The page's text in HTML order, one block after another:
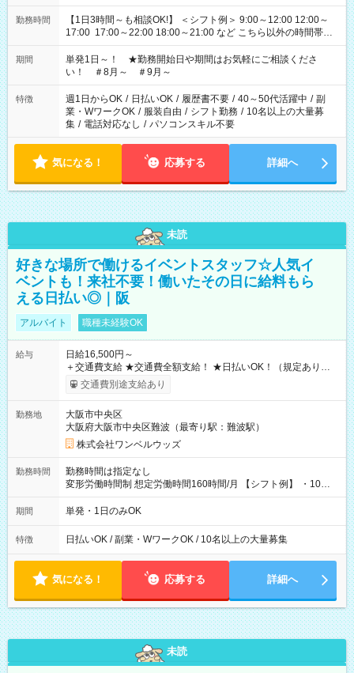
勤務時間
【1日3時間～も相談OK!】 ＜シフト例＞ 9:00～12:00 12:00～
17:00 17:00～22:00 18:00～21:00 など こちら以外の時間帯も
お気軽にご相談ください！
期間
単発1日～！ ★勤務開始日や期間はお気軽にご相談くださ
い！ ＃8月～ ＃9月～
特徴 週1日からOK / 日払いOK / 履歴書不要 / 40～50代活躍中 / 副
業・WワークOK / 服装自由 / シフト勤務 / 10名以上の大量募
集 / 電話対応なし / パソコンスキル不要
気になる！ 応募する 詳細へ
未読
好きな場所で働けるイベントスタッフ☆人気イ
ベントも！来社不要！働いたその日に給料もら
える日払い◎｜阪
アルバイト 職種未経験OK
給与
日給16,500円～
＋交通費支給 ★交通費全額支給！ ★日払いOK！（規定あり） ┗
働いたその日に現金GET♪ お仕事後はコンビニATMから 日払
交通費別途支給あり
勤務地
大阪市中央区
大阪府大阪市中央区難波（最寄り駅：難波駅）
株式会社ワンベルウッズ
勤務時間
勤務時間は指定なし
変形労働時間制 想定労働時間160時間/月 【シフト例】 ・10：
00～20：00
期間 単発・1日のみOK
特徴 日払いOK / 副業・WワークOK / 10名以上の大量募集
気になる！ 応募する 詳細へ
未読